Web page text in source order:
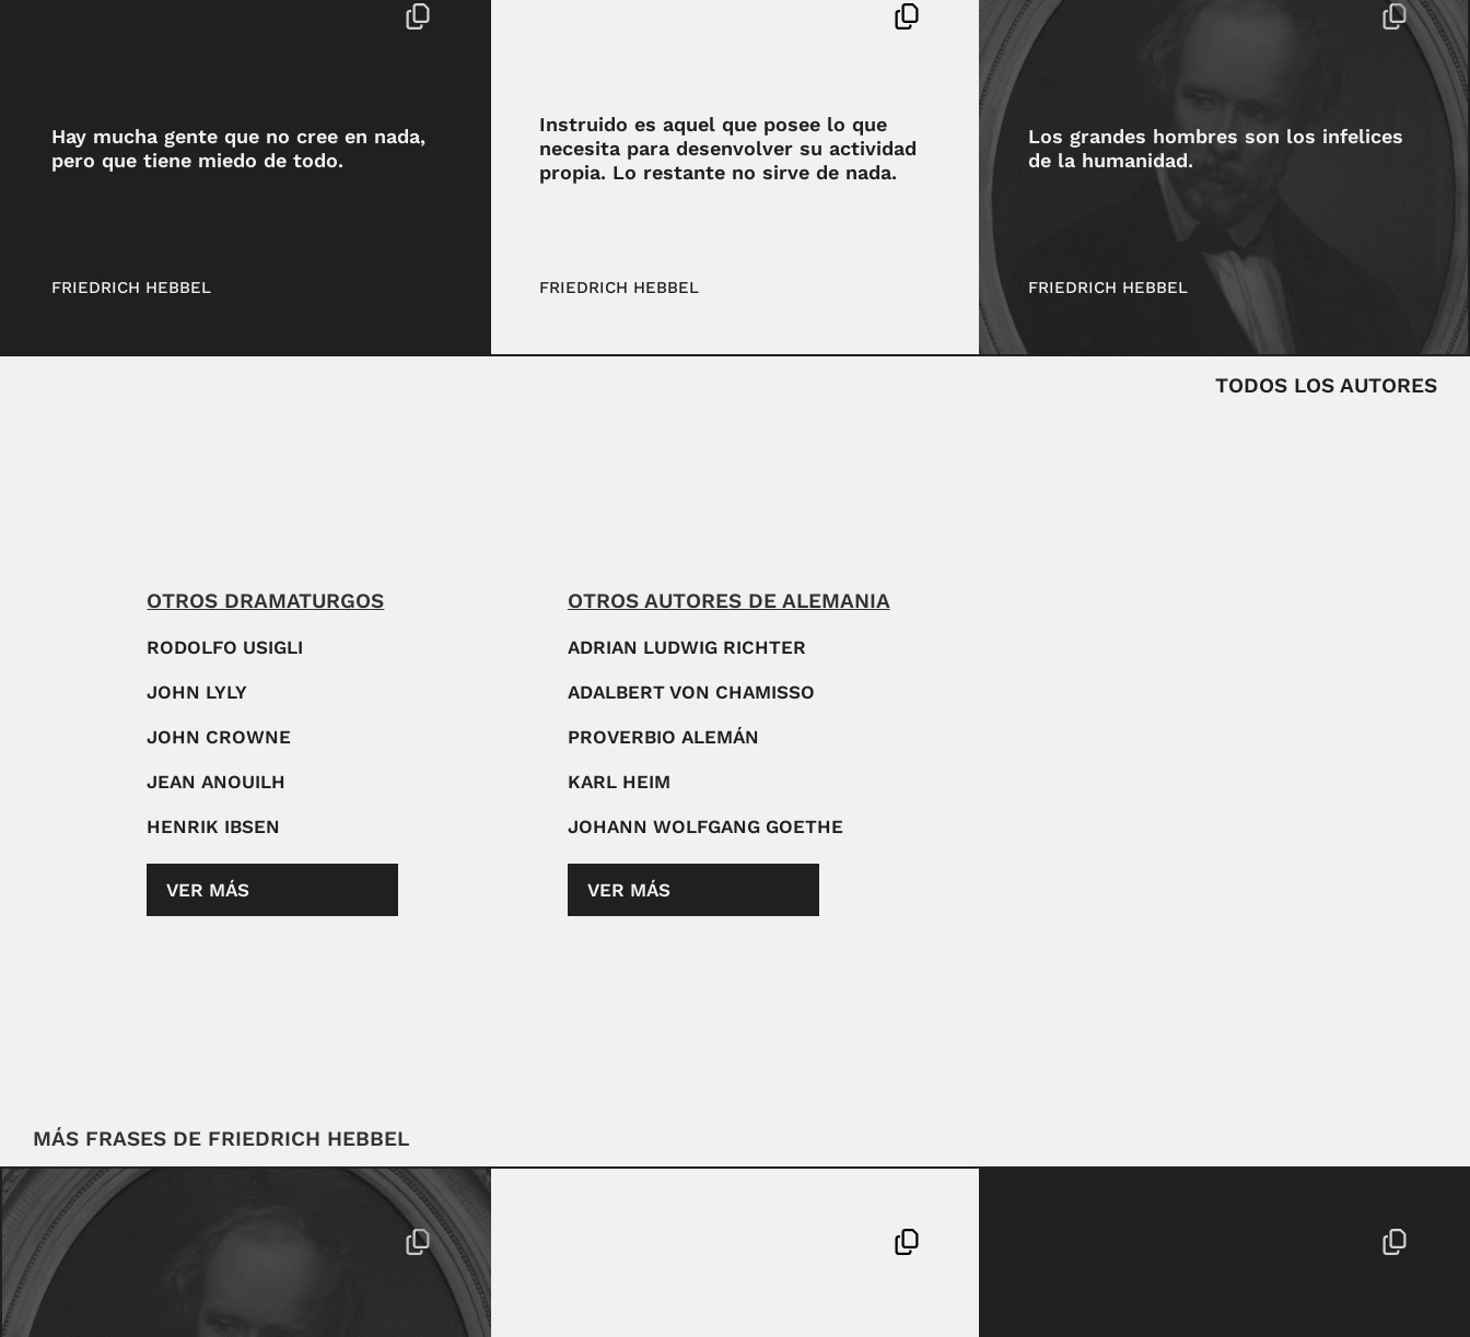
Hay mucha gente que no cree en nada,
pero que tiene miedo de todo.
FRIEDRICH HEBBEL
Instruido es aquel que posee lo que
necesita para desenvolver su actividad
propia. Lo restante no sirve de nada.
FRIEDRICH HEBBEL
Los grandes hombres son los infelices
de la humanidad.
FRIEDRICH HEBBEL
TODOS LOS AUTORES
OTROS DRAMATURGOS
RODOLFO USIGLI
JOHN LYLY
JOHN CROWNE
JEAN ANOUILH
HENRIK IBSEN
VER MÁS
OTROS AUTORES DE ALEMANIA
ADRIAN LUDWIG RICHTER
ADALBERT VON CHAMISSO
PROVERBIO ALEMÁN
KARL HEIM
JOHANN WOLFGANG GOETHE
VER MÁS
MÁS FRASES DE FRIEDRICH HEBBEL